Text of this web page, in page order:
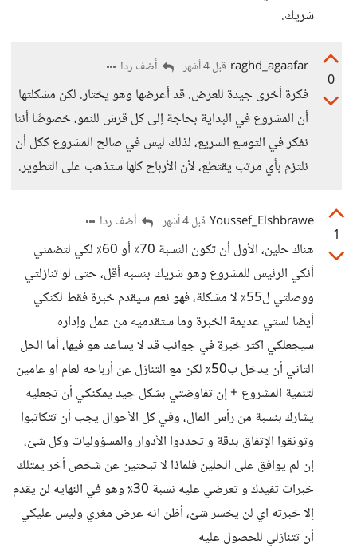
شريك.
0
raghd_agaafar قبل 4 أشهر أضف ردا
فكرة أخرى جيدة للعرض. قد أعرضها وهو يختار. لكن مشكلتها
أن المشروع في البداية بحاجة إلى كل قرش للنمو، خصوصًا أننا
نفكر في التوسع السريع، لذلك ليس في صالح المشروع ككل أن
نلتزم بأي مرتب يقتطع، لأن الأرباح كلها ستذهب على التطوير.
1
Youssef_Elshbrawe قبل 4 أشهر أضف ردا
هناك حلين، الأول أن تكون النسبة 70٪ أو 60٪ لكي لتضمني
أنكي الرئيس للمشروع وهو شريك بنسبه أقل، حتى لو تنازلتي
ووصلتي ل55٪ لا مشكلة، فهو نعم سيقدم خبرة فقط لكنكي
أيضا لستي عديمة الخبرة وما ستقدميه من عمل وإداره
سيجعلكي اكثر خبرة في جوانب قد لا يساعد هو فيها، أما الحل
الثاني أن يدخل ب50٪ لكن مع التنازل عن أرباحه لعام او عامين
لتنمية المشروع + إن تفاوضتي بشكل جيد يمكنكي أن تجعليه
يشارك بنسبة من رأس المال، وفي كل الأحوال يجب أن تتكاتبوا
وتوثقوا الإتفاق بدقة و تحددوا الأدوار والمسؤوليات وكل شئ،
إن لم يوافق على الحلين فلماذا لا تبحثين عن شخص أخر يمتلك
خبرات تفيدك و تعرضي عليه نسبة 30٪ وهو في النهايه لن يقدم
إلا خبرته اي لن يخسر شئ، أظن انه عرض مغري وليس عليكي
أن تتنازلي للحصول عليه